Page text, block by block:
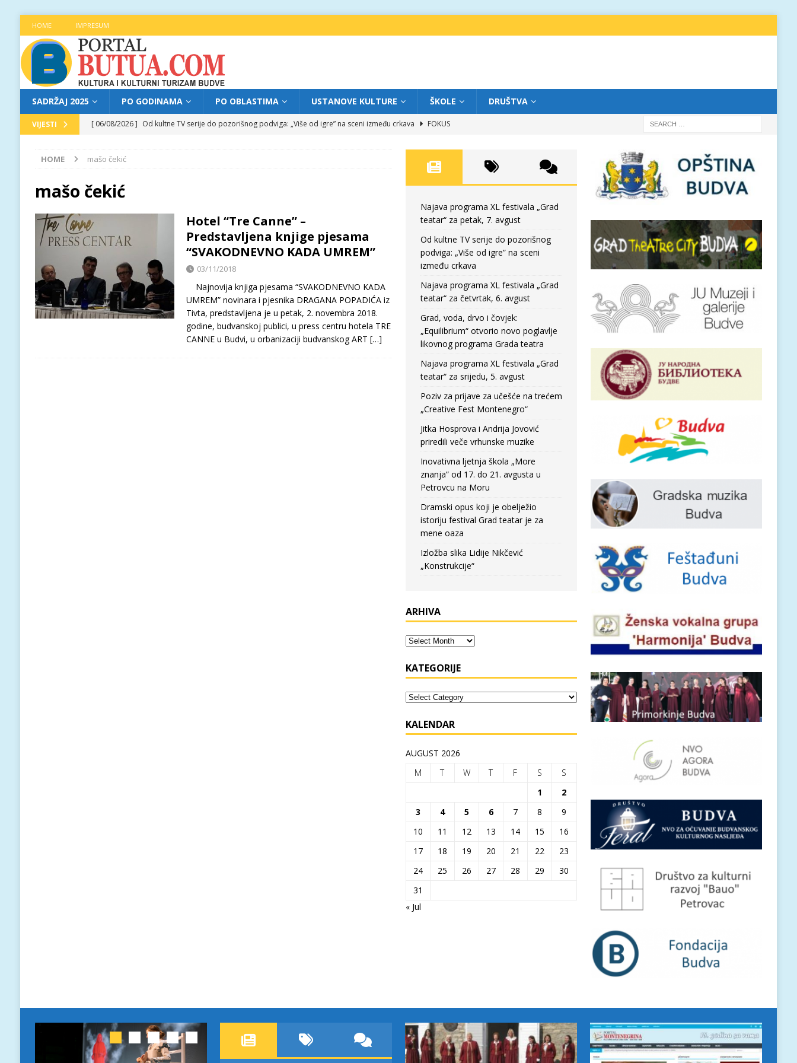
HOME IMPRESUM
SADRŽAJ 2025 PO GODINAMA PO OBLASTIMA USTANOVE KULTURE ŠKOLE DRUŠTVA
VIJESTI [ 06/08/2026 ] Od kultne TV serije do pozorišnog podviga: „Više od igre” na sceni između crkava
FOKUS
[ 05/08/2026 ]
Grad, voda, drvo i čovjek: „Equilibrium“ otvorio novo poglavlje likovnog programa Grada teatra
FOKUS
[ 04/08/2026 ]
HOME mašo čekić
mašo čekić
Hotel “Tre Canne” –
Predstavljena knjige pjesama
“SVAKODNEVNO KADA UMREM”
03/11/2018
Najnovija knjiga pjesama “SVAKODNEVNO KADA
UMREM” novinara i pjesnika DRAGANA POPADIĆA iz
Tivta, predstavljena je u petak, 2. novembra 2018.
godine, budvanskoj publici, u press centru hotela TRE
CANNE u Budvi, u orbanizaciji budvanskog ART […]
Najava programa XL festivala „Grad
teatar“ za petak, 7. avgust
Od kultne TV serije do pozorišnog
podviga: „Više od igre” na sceni
između crkava
Najava programa XL festivala „Grad
teatar“ za četvrtak, 6. avgust
Grad, voda, drvo i čovjek:
„Equilibrium“ otvorio novo poglavlje
likovnog programa Grada teatra
Najava programa XL festivala „Grad
teatar“ za srijedu, 5. avgust
Poziv za prijave za učešće na trećem
„Creative Fest Montenegro“
Jitka Hosprova i Andrija Jovović
priredili veče vrhunske muzike
Inovativna ljetnja škola „More
znanja” od 17. do 21. avgusta u
Petrovcu na Moru
Dramski opus koji je obelježio
istoriju festival Grad teatar je za
mene oaza
Izložba slika Lidije Nikčević
„Konstrukcije“
ARHIVA
KATEGORIJE
KALENDAR
AUGUST 2026
M
T W T F S
S
1
2
3
4 5 6 7 8
9
10
11 12 13 14 15
16
17
18 19 20 21 22
23
24
25 26 27 28 29
30
31
« Jul